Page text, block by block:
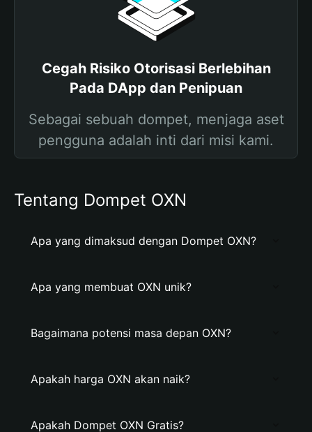
Cegah Risiko Otorisasi Berlebihan
Pada DApp dan Penipuan
Sebagai sebuah dompet, menjaga aset
pengguna adalah inti dari misi kami.
Tentang Dompet OXN
Apa yang dimaksud dengan Dompet OXN?
Apa yang membuat OXN unik?
Bagaimana potensi masa depan OXN?
Apakah harga OXN akan naik?
Apakah Dompet OXN Gratis?